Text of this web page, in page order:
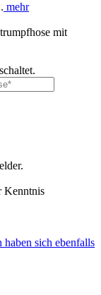
mehr
mit
Kenntnis
haben sich ebenfalls